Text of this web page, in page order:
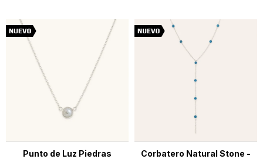
Punto de Luz Piedras
Corbatero Natural Stone -